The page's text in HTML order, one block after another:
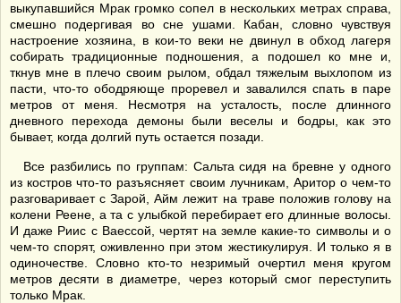
выкупавшийся Мрак громко сопел в нескольких метрах справа,
смешно подергивая во сне ушами. Кабан, словно чувствуя
настроение хозяина, в кои-то веки не двинул в обход лагеря
собирать традиционные подношения, а подошел ко мне и,
ткнув мне в плечо своим рылом, обдал тяжелым выхлопом из
пасти, что-то ободряюще проревел и завалился спать в паре
метров от меня. Несмотря на усталость, после длинного
дневного перехода демоны были веселы и бодры, как это
бывает, когда долгий путь остается позади.
Все разбились по группам: Сальта сидя на бревне у одного
из костров что-то разъясняет своим лучникам, Аритор о чем-то
разговаривает с Зарой, Айм лежит на траве положив голову на
колени Реене, а та с улыбкой перебирает его длинные волосы.
И даже Риис с Ваессой, чертят на земле какие-то символы и о
чем-то спорят, оживленно при этом жестикулируя. И только я в
одиночестве. Словно кто-то незримый очертил меня кругом
метров десяти в диаметре, через который смог переступить
только Мрак.